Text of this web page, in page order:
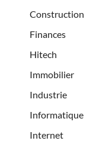
Construction
Finances
Hitech
Immobilier
Industrie
Informatique
Internet